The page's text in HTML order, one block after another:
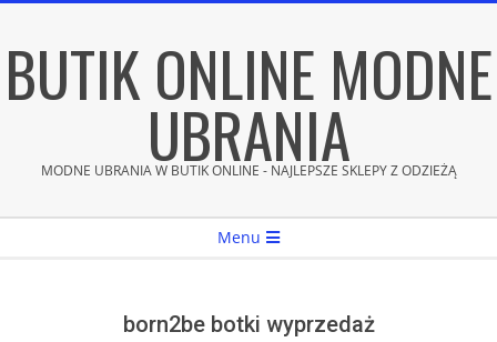
content
BUTIK ONLINE MODNE
UBRANIA
MODNE UBRANIA W BUTIK ONLINE - NAJLEPSZE SKLEPY Z ODZIEŻĄ
Menu
born2be botki wyprzedaż